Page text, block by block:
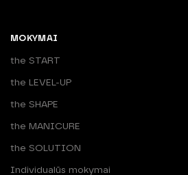
MOKYMAI
the START
the LEVEL-UP
the SHAPE
the MANICURE
the SOLUTION
Individualūs mokymai